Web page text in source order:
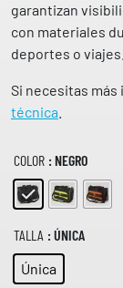
garantizan
con materiales
deportes o viajes.
Si necesitas
técnica
COLOR : NEGRO
TALLA : ÚNICA
Única